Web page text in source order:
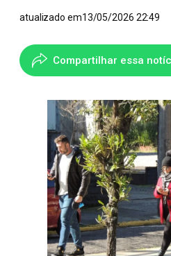
atualizado em13/05/2026 22:49
Compartilhar essa